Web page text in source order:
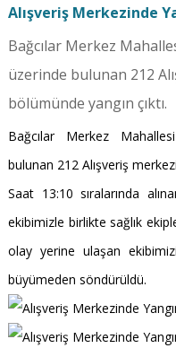
Alışveriş Merkezinde
Bağcılar Merkez
üzerinde bulunan 212
bölümünde yangın çıktı.
Bağcılar Merkez
bulunan 212 Alışveriş
Saat 13:10 sıralarında
ekibimizle birlikte sağlık
olay yerine ulaşan
büyümeden söndürüldü.